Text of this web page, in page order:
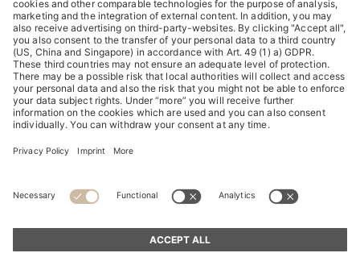
HUGO BOSS Corporate